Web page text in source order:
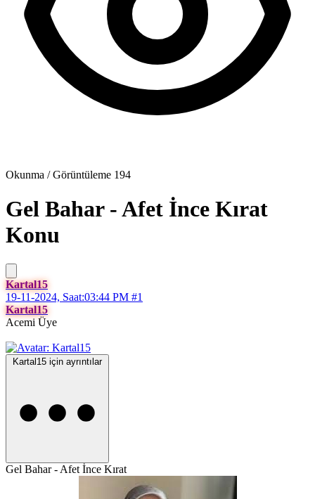
Okunma / Görüntüleme 194
Gel Bahar - Afet İnce Kırat
Konu
Kartal15
19-11-2024, Saat:03:44 PM #1
Kartal15
Acemi Üye
Kartal15 için ayrıntılar
Gel Bahar - Afet İnce Kırat